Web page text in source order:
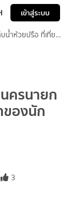
เข้าสู่ระบบ
บน้ำห้วยปรือ ที่เที่ยว
ครนายก
ของนัก
3